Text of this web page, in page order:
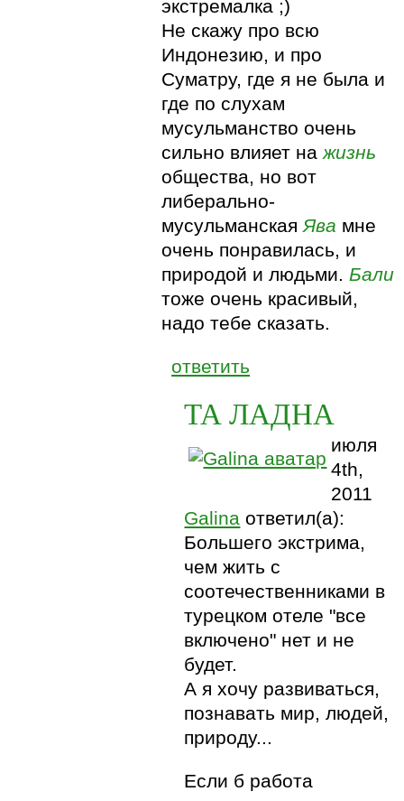
экстремалка ;)
Не скажу про всю
Индонезию, и про
Суматру, где я не была и
где по слухам
мусульманство очень
сильно влияет нажизнь
общества, но вот
либерально-
мусульманскаяЯва мне
очень понравилась, и
природой и людьми. Бали
тоже очень красивый,
надо тебе сказать.
ответить
ТА ЛАДНА
июля
4th,
2011
Galina ответил(а):
Большего экстрима,
чем жить с
соотечественниками в
турецком отеле "все
включено" нет и не
будет.
А я хочу развиваться,
познавать мир, людей,
природу...
Если б работа